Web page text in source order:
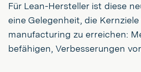
Für Lean-Hersteller ist diese
eine Gelegenheit, die
manufacturing zu erreichen:
befähigen, Verbesserungen